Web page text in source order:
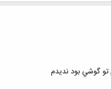
تو گوشي بود نديدم